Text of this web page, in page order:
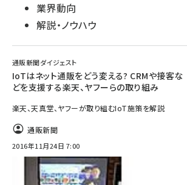
業界動向
解説・ノウハウ
通販新聞ダイジェスト
IoTはネット通販をどう変える? CRMや接客な
どを支援する楽天、ヤフーらの取り組み
楽天、天真堂、ヤフーが取り組むIoT施策を解説
通販新聞
2016年11月24日 7:00